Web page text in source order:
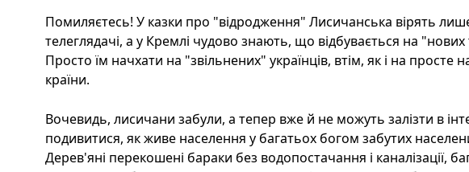
Помиляєтесь! У казки про "відродження" Лисичанська вірять
телеглядачі, а у Кремлі чудово знають, що відбувається на "нових
Просто їм начхати на "звільнених" українців, втім, як і на просте
країни.
Вочевидь, лисичани забули, а тепер вже й не можуть залізти в
подивитися, як живе населення у багатьох богом забутих
Дерев'яні перекошені бараки без водопостачання і каналізації,